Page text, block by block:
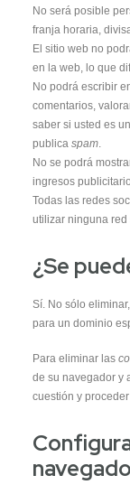
No será posible
franja horaria,
El sitio web no
en la web, lo que
No podrá escribir
comentarios,
saber si usted es
publica spam.
No se podrá
ingresos
Todas las redes
utilizar ninguna red
¿Se
Sí. No sólo
para un dominio
Para eliminar las
de su navegador y
cuestión y
functionalities
will disappear
from the
website.
Marketing
Al compartir tus
intereses y
comportamiento
mientras visitas
nuestro sitio,
aumentas la
posibilidad de
ver contenido y
ofertas
personalizados.
behavior while
visiting our site,
the likelihood of
personalized
offers.